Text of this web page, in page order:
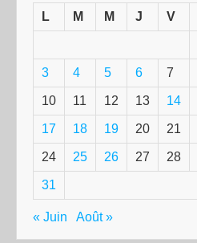
L
M M J V
3 4 5 6 7
10 11 12 13 14
17 18 19 20 21
24 25 26 27 28
31
« Juin Août »